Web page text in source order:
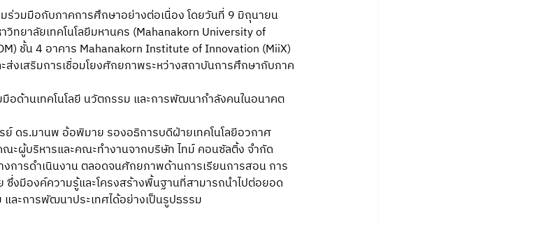
ร่วมมือกับภาคการศึกษาอย่างต่อเนื่อง โดยวันที่ 9 มิถุนายน
ทยาลัยเทคโนโลยีมหานคร (Mahanakorn University of
ชั้น 4 อาคาร Mahanakorn Institute of Innovation (MiiX)
งเสริมการเชื่อมโยงศักยภาพระหว่างสถาบันการศึกษากับภาค
อด้านเทคโนโลยี นวัตกรรม และการพัฒนากำลังคนในอนาคต
ดร.มานพ อ้อพิมาย รองอธิการบดีฝ่ายเทคโนโลยีอวกาศ
ะผู้บริหารและคณะทำงานจากบริษัท ไทม์ คอนซัลติ้ง จำกัด
การดำเนินงาน ตลอดจนศักยภาพด้านการเรียนการสอน การ
งมีองค์ความรู้และโครงสร้างพื้นฐานที่สามารถนำไปต่อยอด
ละการพัฒนาประเทศได้อย่างเป็นรูปธรรม